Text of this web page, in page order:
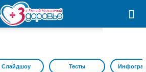
Слайдшоу Тесты